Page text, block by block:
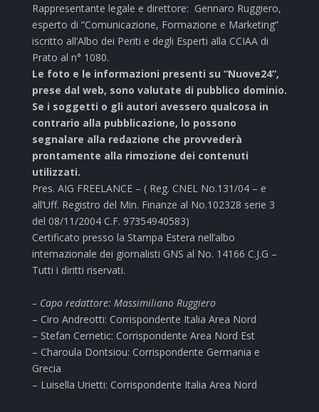
Rappresentante legale e direttore: Gennaro Ruggiero,
esperto di “Comunicazione, Formazione e Marketing”
iscritto all’Albo dei Periti e degli Esperti alla CCIAA di
Prato al n° 1080.
Le foto e le informazioni presenti su “Nuove24”,
prese dal web, sono valutate di pubblico dominio.
Se i soggetti o gli autori avessero qualcosa in
contrario alla pubblicazione, lo possono
segnalare alla redazione che provvederà
prontamente alla rimozione dei contenuti
utilizzati.
Pres. AIG FREELANCE – ( Reg. CNEL No.131/04 – e
all’Uff. Registro del Min. Finanze al No.102328 serie 3
del 08/11/2004 C.F. 97354940583)
Certificato presso la Stampa Estera nell’albo
internazionale dei giornalisti GNS al No. 14166 C.J.G –
Tutti i diritti riservati.
– Capo redattore: Massimiliano Ruggiero
– Ciro Andreotti: Corrispondente Italia Area Nord
– Stefan Cernetic: Corrispondente Area Nord Est
– Charoula Dontsiou: Corrispondente Germania e
Grecia
– Luisella Urietti: Corrispondente Italia Area Nord